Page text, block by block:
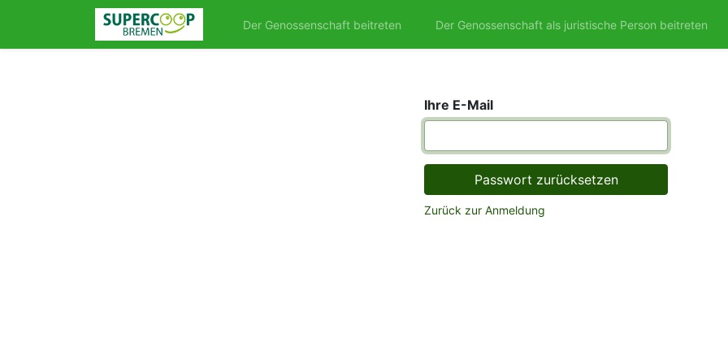
Der Genossenschaft beitreten Der Genossenschaft als juristische Person beitreten
Ihre E-Mail
Passwort zurücksetzen
Zurück zur Anmeldung